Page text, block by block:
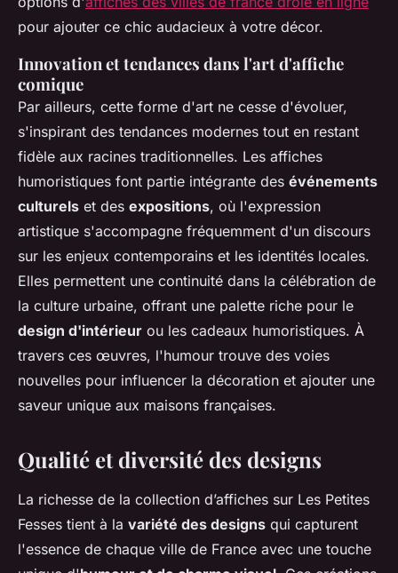
pour ajouter ce chic audacieux à votre décor.
Innovation et tendances dans l'art d'affiche
comique
Par ailleurs, cette forme d'art ne cesse d'évoluer,
s'inspirant des tendances modernes tout en restant
fidèle aux racines traditionnelles. Les affiches
humoristiques font partie intégrante des événements
culturels et des expositions, où l'expression
artistique s'accompagne fréquemment d'un discours
sur les enjeux contemporains et les identités locales.
Elles permettent une continuité dans la célébration de
la culture urbaine, offrant une palette riche pour le
design d'intérieur ou les cadeaux humoristiques. À
travers ces œuvres, l'humour trouve des voies
nouvelles pour influencer la décoration et ajouter une
saveur unique aux maisons françaises.
Qualité et diversité des designs
La richesse de la collection d’affiches sur Les Petites
Fesses tient à la variété des designs qui capturent
l'essence de chaque ville de France avec une touche